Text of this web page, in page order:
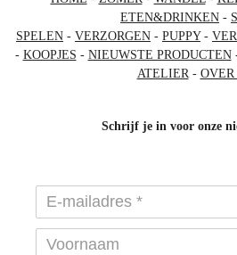
ETEN&DRINKEN -
SPELEN - VERZORGEN - PUPPY-
- KOOPJES - NIEUWSTE PRODUCTEN
ATELIER- OVER
Schrijf je in voor onze